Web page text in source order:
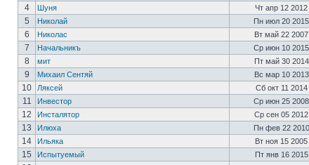
4
Шуня Чт апр 12
5
Николай Пн июл 20
6
Николас Вт май 22
7
Начальникъ Ср июн 10
8
мит Пт май 30
9
Михаил Сентяй Вс мар 10
10
Ляксей Сб окт 11
11
Инвестор Ср июн 25
12
Инсталятор Ср сен 05 2012
13
Илюха Пн фев 22
14
Ильяка Вт ноя 15
15
Испытуемый Пт янв 16